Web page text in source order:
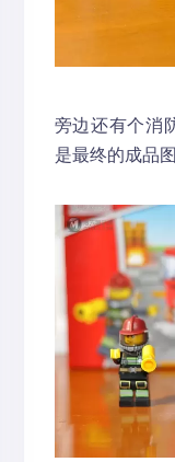
旁边还有个消
是最终的成品图